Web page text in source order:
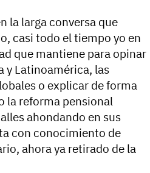
la larga conversa que
casi todo el tiempo yo en
que mantiene para opinar
y Latinoamérica, las
o explicar de forma
la reforma pensional
ahondando en sus
con conocimiento de
ahora ya retirado de la